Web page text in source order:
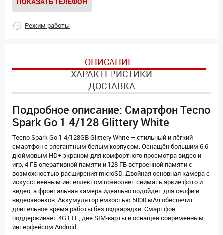
ПОКАЗАТЬ ТЕЛЕФОН
Режим работы
ОПИСАНИЕ
ХАРАКТЕРИСТИКИ
ДОСТАВКА
Подробное описание: Смартфон Tecno
Spark Go 1 4/128 Glittery White
Tecno Spark Go 1 4/128GB Glittery White – стильный и лёгкий
смартфон с элегантным белым корпусом. Оснащён большим 6.6-
дюймовым HD+ экраном для комфортного просмотра видео и
игр, 4 ГБ оперативной памяти и 128 ГБ встроенной памяти с
возможностью расширения microSD. Двойная основная камера с
искусственным интеллектом позволяет снимать яркие фото и
видео, а фронтальная камера идеально подойдёт для селфи и
видеозвонков. Аккумулятор ёмкостью 5000 мАч обеспечит
длительное время работы без подзарядки. Смартфон
поддерживает 4G LTE, две SIM-карты и оснащён современным
интерфейсом Android.